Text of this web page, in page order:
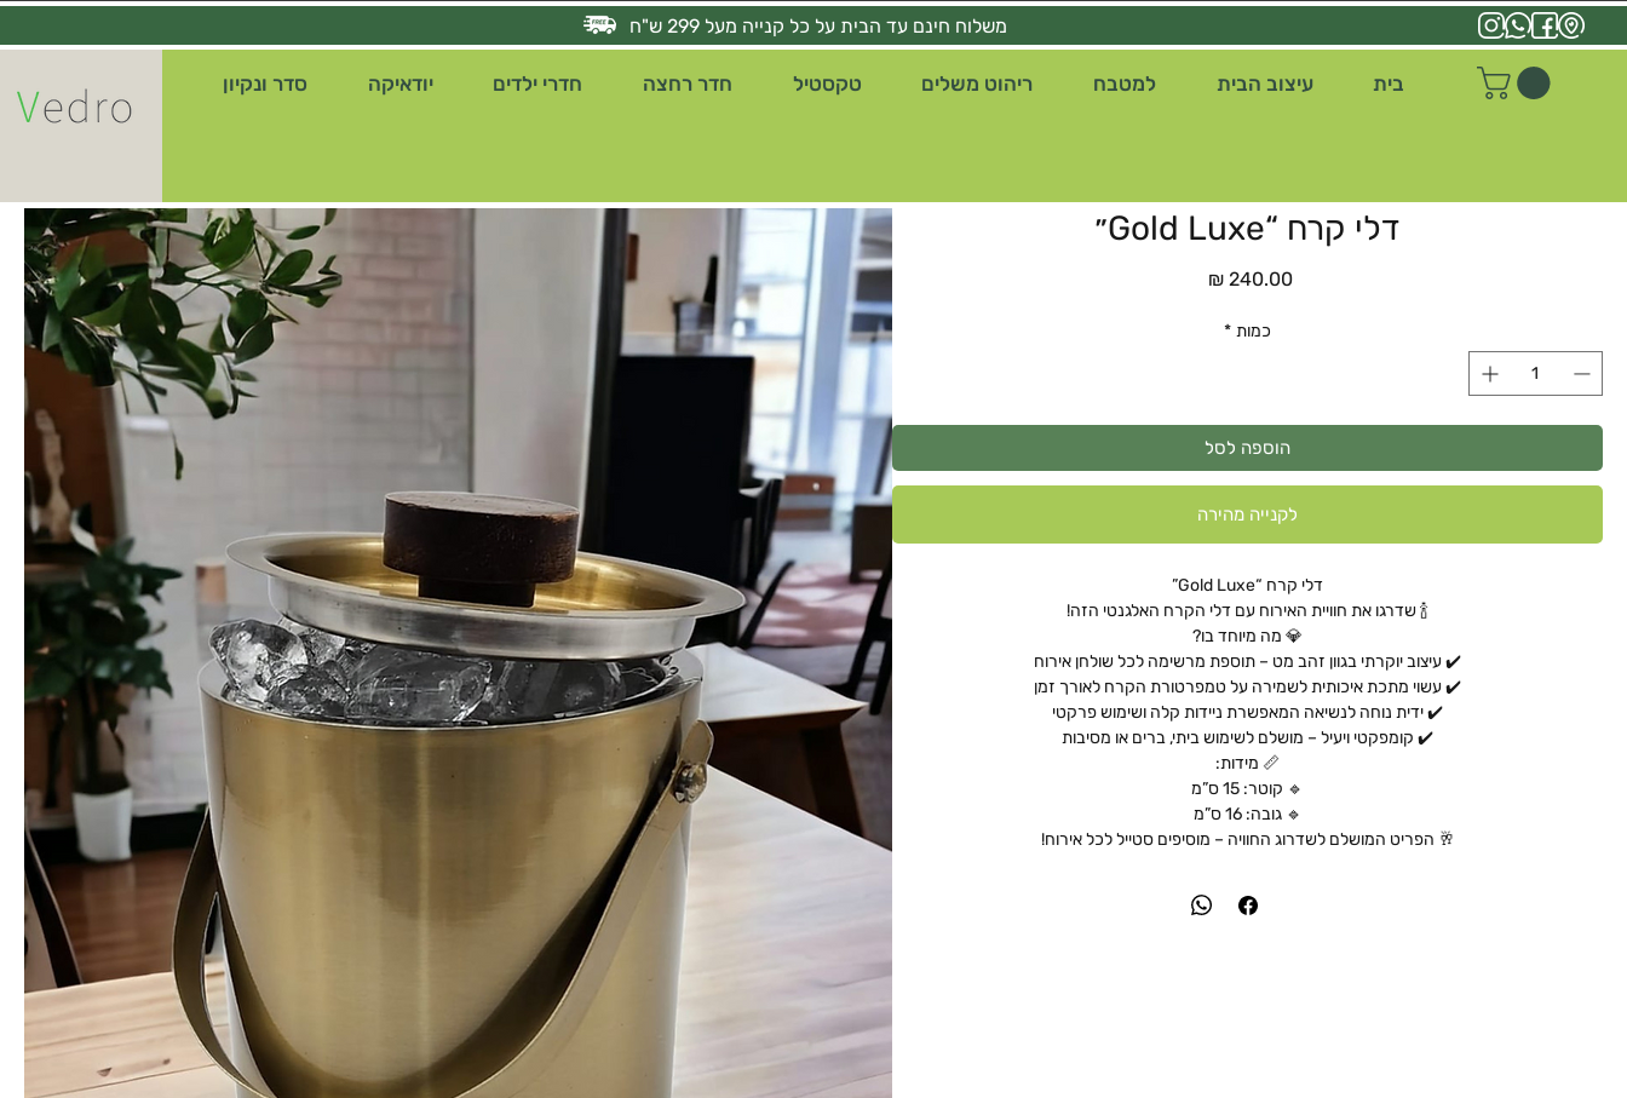
משלוח חינם עד הבית על כל קנייה מעל 299 ש"ח
בית עיצוב הבית למטבח ריהוט משלים טקסטיל חדר רחצה חדרי ילדים יודאיקה סדר ונקיון
דלי קרח “Gold Luxe״
מחיר
כמות *
הוספה לסל
לקנייה מהירה
דלי קרח “Gold Luxe”
🍾 שדרגו את חוויית האירוח עם דלי הקרח האלגנטי הזה!
💎 מה מיוחד בו?
✔️ עיצוב יוקרתי בגוון זהב מט – תוספת מרשימה לכל שולחן אירוח
✔️ עשוי מתכת איכותית לשמירה על טמפרטורת הקרח לאורך זמן
✔️ ידית נוחה לנשיאה המאפשרת ניידות קלה ושימוש פרקטי
✔️ קומפקטי ויעיל – מושלם לשימוש ביתי, ברים או מסיבות
📏 מידות:
🔹 קוטר: 15 ס”מ
🔹 גובה: 16 ס”מ
🥂 הפריט המושלם לשדרוג החוויה – מוסיפים סטייל לכל אירוח!